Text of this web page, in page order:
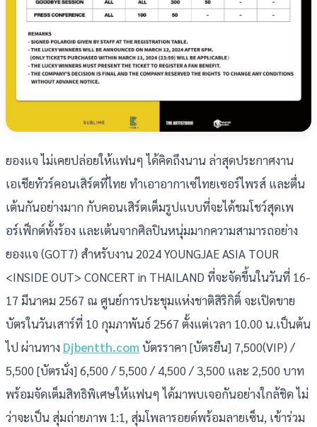
ยองแจ ไม่เคยปล่อยให้แฟนๆ ได้คิดถึงนาน ล่าสุดประกาศงาน
เอเชียทัวร์คอนเสิร์ตที่ไทย ทำเอาอากาเซ่ไทยเซอร์ไพรส์ และตื่น
เต้นกันอย่างมาก กับคอนเสิร์ตเต็มรูปแบบที่จะได้ชมโชว์สุดเพ
อร์เฟ็กต์ทั้งร้อง และเต้นจากศิลปินหนุ่มมากความสามารถอย่าง
ยองแจ (GOT7) สำหรับงาน 2024 YOUNGJAE ASIA TOUR
<INSIDE OUT> CONCERT in THAILAND ที่จะจัดขึ้นในวันที่ 16-
17 มีนาคม 2567 ณ ศูนย์การประชุมแห่งชาติสิริกิติ์ จะเปิดขาย
บัตรในวันเสาร์ที่ 10 กุมภาพันธ์ 2567 ตั้งแต่เวลา 10.00 น.เป็นต้น
ไป ผ่านทาง Djbentth.com บัตรราคา [บัตรยืน] 7,500(VIP) /
5,500 [บัตรนั่ง] 6,500 / 5,500 / 4,500 / 3,500 และ 2,500 บาท
พร้อมจัดเต็มสิทธิพิเศษให้แฟนๆ ได้มาพบเจอกันอย่างใกล้ชิด ไม่
ว่าจะเป็น สุ่มถ่ายภาพ 1:1, สุ่มโพลารอยด์พร้อมลายเซ็น, เข้าร่วม